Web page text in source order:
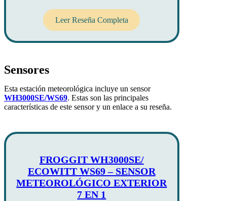
Leer Reseña Completa
Sensores
Esta estación meteorológica incluye un sensor
WH3000SE/WS69. Estas son las principales
características de este sensor y un enlace a su reseña.
FROGGIT WH3000SE/
ECOWITT WS69 – SENSOR
METEOROLÓGICO EXTERIOR
7 EN 1